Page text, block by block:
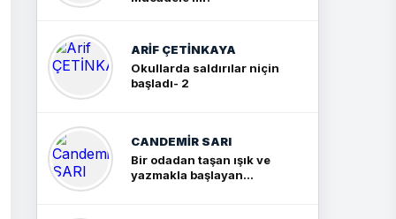
ARIF ÇETİNKAYA
Okullarda saldırılar niçin
başladı- 2
CANDEMIR SARI
Bir odadan taşan ışık ve
yazmakla başlayan